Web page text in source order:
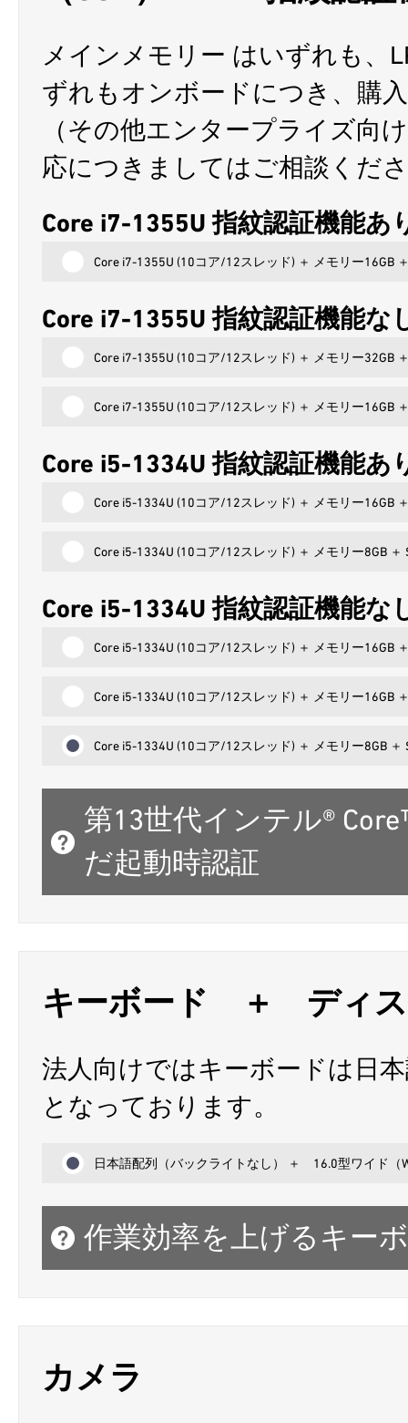
メインメモリー はいずれも、
ずれもオンボードにつき、購
（その他エンタープライズ向
応につきましてはご相談くだ
Core i7-1355U 指紋認証機能あ
Core i7-1355U (10コア/12スレッド) ＋ メモリー16GB
Core i7-1355U 指紋認証機能な
Core i7-1355U (10コア/12スレッド) ＋ メモリー32GB
Core i7-1355U (10コア/12スレッド) ＋ メモリー16GB
Core i5-1334U 指紋認証機能あ
Core i5-1334U (10コア/12スレッド) ＋ メモリー16GB
Core i5-1334U (10コア/12スレッド) ＋ メモリー8GB ＋
Core i5-1334U 指紋認証機能な
Core i5-1334U (10コア/12スレッド) ＋ メモリー16GB
Core i5-1334U (10コア/12スレッド) ＋ メモリー16GB
Core i5-1334U (10コア/12スレッド) ＋ メモリー8GB ＋
第13世代インテル®
だ起動時認証
キーボード ＋ ディス
法人向けではキーボードは日
となっております。
日本語配列（バックライトなし） ＋ 16.0型ワイド（
作業効率を上げるキー
カメラ